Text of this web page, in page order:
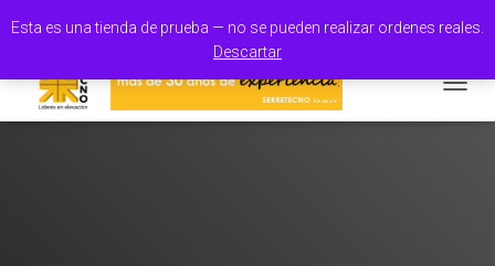
Esta es una tienda de prueba — no se pueden realizar ordenes reales.
Descartar
100% Orgullo Mexicano